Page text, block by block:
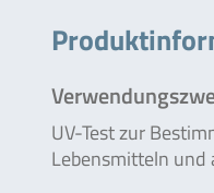
UV-Test zur
Lebensmitteln und